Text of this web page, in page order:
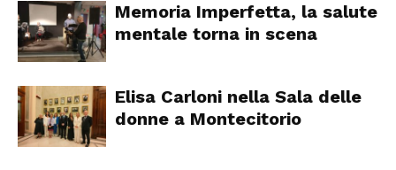
Memoria Imperfetta, la salute
mentale torna in scena
Elisa Carloni nella Sala delle
donne a Montecitorio